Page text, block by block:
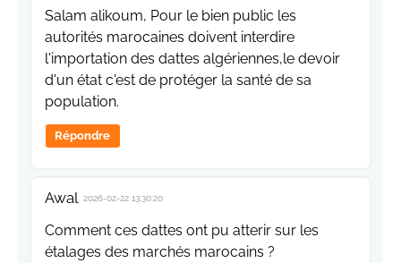
Salam alikoum, Pour le bien public les
autorités marocaines doivent interdire
l'importation des dattes algériennes,le devoir
d'un état c'est de protéger la santé de sa
population.
Répondre
Awal 2026-02-22 13:30:20
Comment ces dattes ont pu atterir sur les
étalages des marchés marocains ?